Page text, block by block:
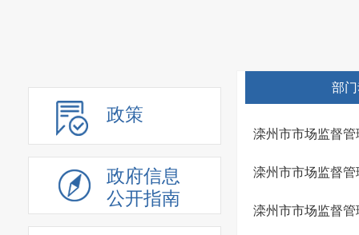
政策
政府信息
公开指南
部
滦州市市场监督
滦州市市场监督
滦州市市场监督